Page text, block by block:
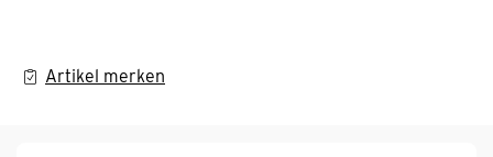
Artikel merken